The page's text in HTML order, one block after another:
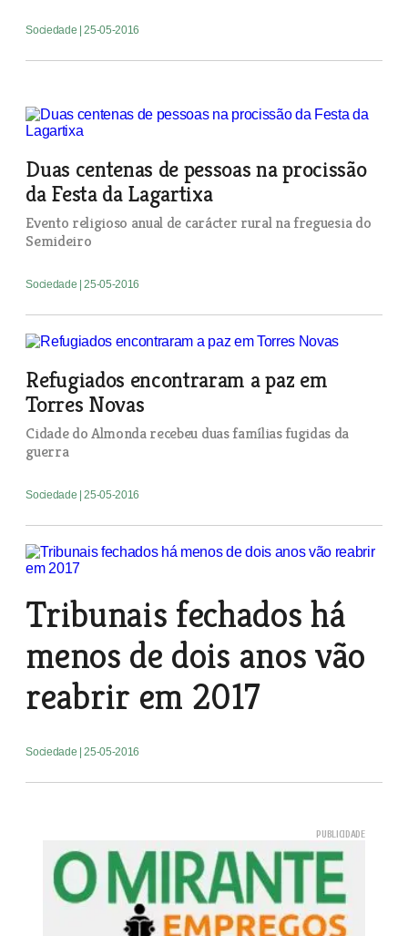
Sociedade | 25-05-2016
Duas centenas de pessoas na procissão
da Festa da Lagartixa
Evento religioso anual de carácter rural na freguesia do
Semideiro
Sociedade | 25-05-2016
Refugiados encontraram a paz em
Torres Novas
Cidade do Almonda recebeu duas famílias fugidas da
guerra
Sociedade | 25-05-2016
Tribunais fechados há
menos de dois anos vão
reabrir em 2017
Sociedade | 25-05-2016